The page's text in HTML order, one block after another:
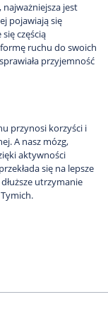
jest
pojawiają się
częścią
ruchu do swoich
przyjemność
przynosi korzyści i
A nasz mózg,
aktywności
się na lepsze
utrzymanie